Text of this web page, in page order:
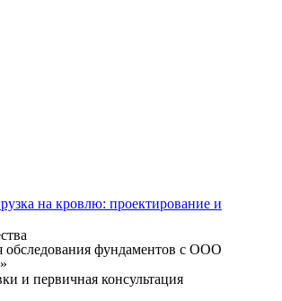
на кровлю: проектирование и
обследования фундаментов с ООО
и первичная консультация